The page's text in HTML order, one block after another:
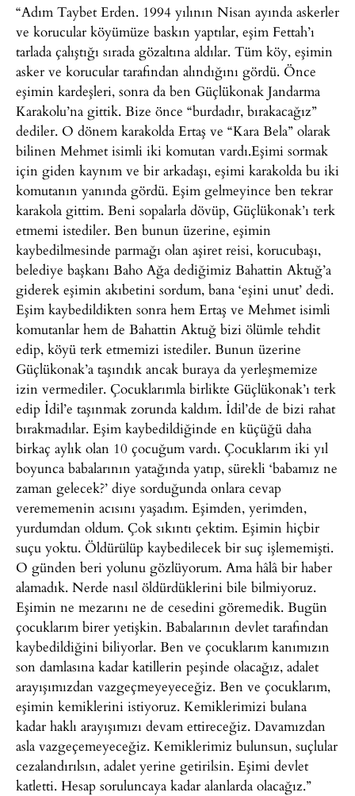
“Adım Taybet Erden. 1994 yılının Nisan ayında askerler
ve korucular köyümüze baskın yaptılar, eşim Fettah’ı
tarlada çalıştığı sırada gözaltına aldılar. Tüm köy, eşimin
asker ve korucular tarafından alındığını gördü. Önce
eşimin kardeşleri, sonra da ben Güçlükonak Jandarma
Karakolu’na gittik. Bize önce “burdadır, bırakacağız”
dediler. O dönem karakolda Ertaş ve “Kara Bela” olarak
bilinen Mehmet isimli iki komutan vardı.Eşimi sormak
için giden kaynım ve bir arkadaşı, eşimi karakolda bu iki
komutanın yanında gördü. Eşim gelmeyince ben tekrar
karakola gittim. Beni sopalarla dövüp, Güçlükonak’ı terk
etmemi istediler. Ben bunun üzerine, eşimin
kaybedilmesinde parmağı olan aşiret reisi, korucubaşı,
belediye başkanı Baho Ağa dediğimiz Bahattin Aktuğ’a
giderek eşimin akıbetini sordum, bana ‘eşini unut’ dedi.
Eşim kaybedildikten sonra hem Ertaş ve Mehmet isimli
komutanlar hem de Bahattin Aktuğ bizi ölümle tehdit
edip, köyü terk etmemizi istediler. Bunun üzerine
Güçlükonak’a taşındık ancak buraya da yerleşmemize
izin vermediler. Çocuklarımla birlikte Güçlükonak’ı terk
edip İdil’e taşınmak zorunda kaldım. İdil’de de bizi rahat
bırakmadılar. Eşim kaybedildiğinde en küçüğü daha
birkaç aylık olan 10 çocuğum vardı. Çocuklarım iki yıl
boyunca babalarının yatağında yatıp, sürekli ‘babamız ne
zaman gelecek?’ diye sorduğunda onlara cevap
verememenin acısını yaşadım. Eşimden, yerimden,
yurdumdan oldum. Çok sıkıntı çektim. Eşimin hiçbir
suçu yoktu. Öldürülüp kaybedilecek bir suç işlememişti.
O günden beri yolunu gözlüyorum. Ama hâlâ bir haber
alamadık. Nerde nasıl öldürdüklerini bile bilmiyoruz.
Eşimin ne mezarını ne de cesedini göremedik. Bugün
çocuklarım birer yetişkin. Babalarının devlet tarafından
kaybedildiğini biliyorlar. Ben ve çocuklarım kanımızın
son damlasına kadar katillerin peşinde olacağız, adalet
arayışımızdan vazgeçmeyeyeceğiz. Ben ve çocuklarım,
eşimin kemiklerini istiyoruz. Kemiklerimizi bulana
kadar haklı arayışımızı devam ettireceğiz. Davamızdan
asla vazgeçemeyeceğiz. Kemiklerimiz bulunsun, suçlular
cezalandırılsın, adalet yerine getirilsin. Eşimi devlet
katletti. Hesap soruluncaya kadar alanlarda olacağız.”